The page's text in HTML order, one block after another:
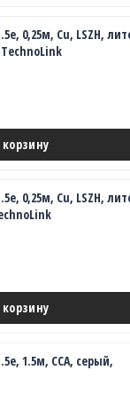
0,25м, Сu, LSZH,
корзину
0,25м, Сu, LSZH,
корзину
1.5м, CCA, серый,